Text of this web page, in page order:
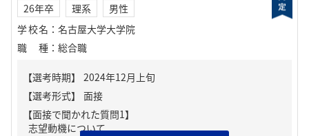
26年卒 理系
男性
学校名 ： 名古屋大学大学院
職種 ： 総合職
【面接で聞かれた質問1】
志望動機について